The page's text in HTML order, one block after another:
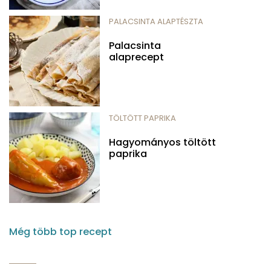
PALACSINTA ALAPTÉSZTA
Palacsinta
alaprecept
TÖLTÖTT PAPRIKA
Hagyományos töltött
paprika
Még több top recept